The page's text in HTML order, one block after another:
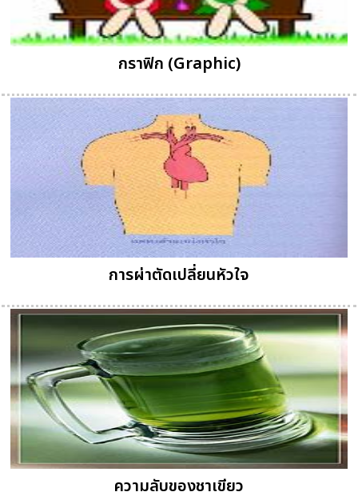
กราฟิก (Graphic)
การผ่าตัดเปลี่ยนหัวใจ
ความลับของชาเขียว